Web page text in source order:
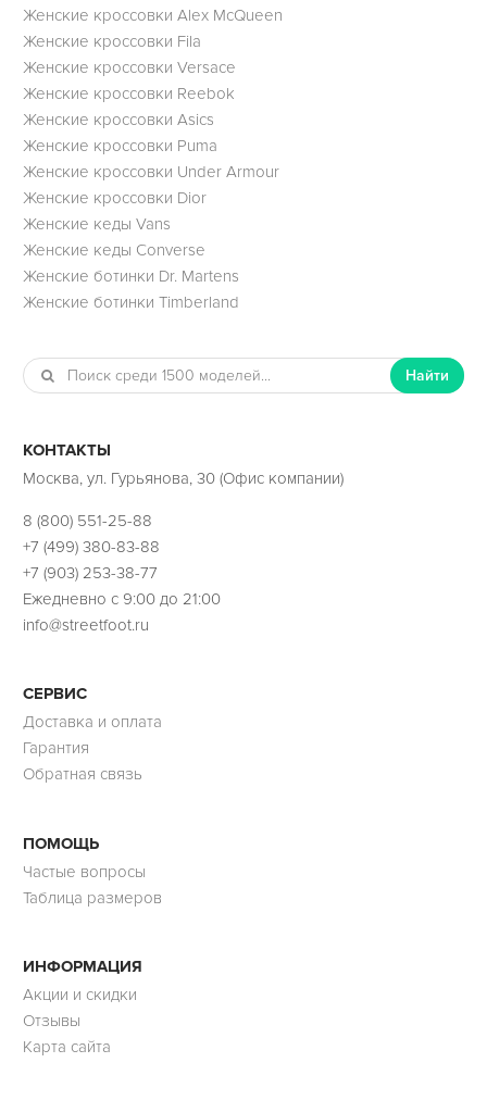
Женские кроссовки Alex McQueen
Женские кроссовки Fila
Женские кроссовки Versace
Женские кроссовки Reebok
Женские кроссовки Asics
Женские кроссовки Puma
Женские кроссовки Under Armour
Женские кроссовки Dior
Женские кеды Vans
Женские кеды Converse
Женские ботинки Dr. Martens
Женские ботинки Timberland
Найти
КОНТАКТЫ
Москва, ул. Гурьянова, 30 (Офис компании)
8 (800) 551-25-88
+7 (499) 380-83-88
+7 (903) 253-38-77
Ежедневно с 9:00 до 21:00
info@streetfoot.ru
СЕРВИС
Доставка и оплата
Гарантия
Обратная связь
ПОМОЩЬ
Частые вопросы
Таблица размеров
ИНФОРМАЦИЯ
Акции и скидки
Отзывы
Карта сайта